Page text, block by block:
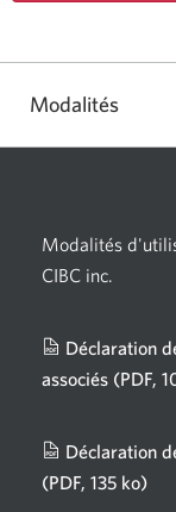
Modalités
Modalités
CIBC inc.
Déclaration
associés (PDF,
Déclaration
(PDF, 135 ko)